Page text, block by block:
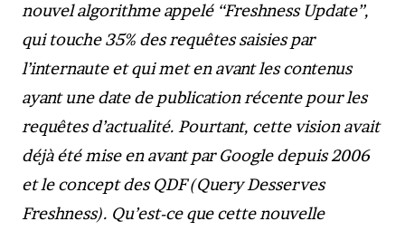
nouvel algorithme appelé “Freshness Update”,
qui touche 35% des requêtes saisies par
l’internaute et qui met en avant les contenus
ayant une date de publication récente pour les
requêtes d’actualité. Pourtant, cette vision avait
déjà été mise en avant par Google depuis 2006
et le concept des QDF (Query Desserves
Freshness). Qu’est-ce que cette nouvelle